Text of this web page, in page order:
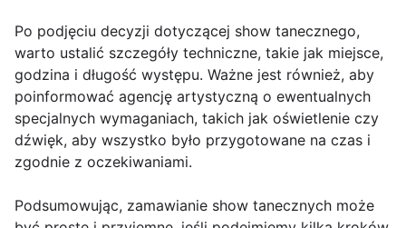
Po podjęciu decyzji dotyczącej show tanecznego,
warto ustalić szczegóły techniczne, takie jak miejsce,
godzina i długość występu. Ważne jest również, aby
poinformować agencję artystyczną o ewentualnych
specjalnych wymaganiach, takich jak oświetlenie czy
dźwięk, aby wszystko było przygotowane na czas i
zgodnie z oczekiwaniami.
Podsumowując, zamawianie show tanecznych może